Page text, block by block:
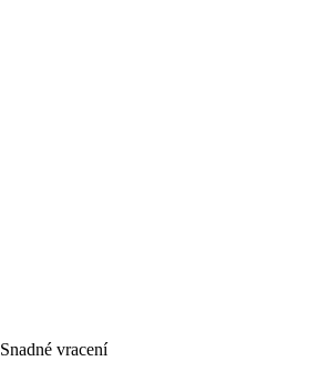
Snadné vracení